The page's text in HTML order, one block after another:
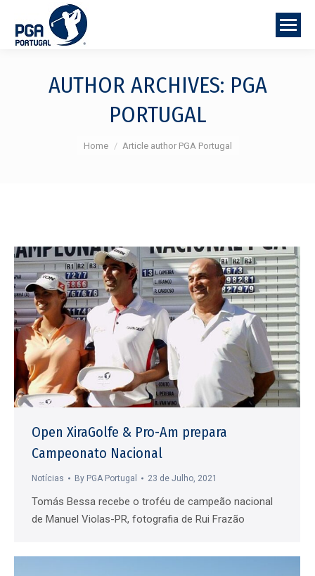
AUTHOR ARCHIVES: PGA
PORTUGAL
Home Article author PGA Portugal
Open XiraGolfe & Pro-Am prepara
Campeonato Nacional
Notícias By PGA Portugal 23 de Julho, 2021
Tomás Bessa recebe o troféu de campeão nacional
de Manuel Violas-PR, fotografia de Rui Frazão